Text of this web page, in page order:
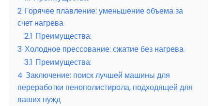
2 Горячее плавление: уменьшение объема за
счет нагрева
2.1 Преимущества:
3 Холодное прессование: сжатие без нагрева
3.1 Преимущества:
4 Заключение: поиск лучшей машины для
переработки пенополистирола, подходящей для
ваших нужд